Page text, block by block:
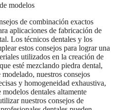
modelos
de combinación exactos
aplicaciones de fabricación de
Los técnicos dentales y los
estos consejos para lograr una
utilizados en la creación de
esté mezclando piedra dental,
nuestros consejos
y homogeneidad exhaustiva,
dentales altamente
nuestros consejos de